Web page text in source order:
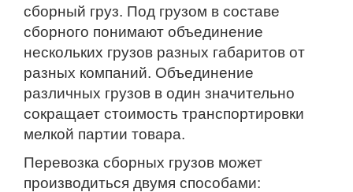
сборный груз. Под грузом в составе
сборного понимают объединение
нескольких грузов разных габаритов от
разных компаний. Объединение
различных грузов в один значительно
сокращает стоимость транспортировки
мелкой партии товара.
Перевозка сборных грузов может
производиться двумя способами: